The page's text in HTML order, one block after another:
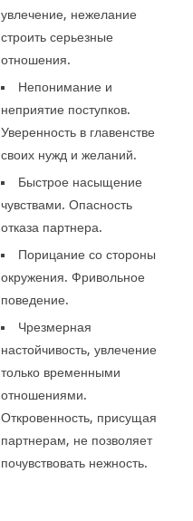
увлечение, нежелание
строить серьезные
отношения.
Непонимание и
неприятие поступков.
Уверенность в главенстве
своих нужд и желаний.
Быстрое насыщение
чувствами. Опасность
отказа партнера.
Порицание со стороны
окружения. Фривольное
поведение.
Чрезмерная
настойчивость, увлечение
только временными
отношениями.
Откровенность, присущая
партнерам, не позволяет
почувствовать нежность.